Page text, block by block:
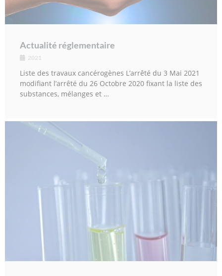
Actualité réglementaire
2021
Liste des travaux cancérogènes L’arrêté du 3 Mai 2021
modifiant l’arrêté du 26 Octobre 2020 fixant la liste des
substances, mélanges et …